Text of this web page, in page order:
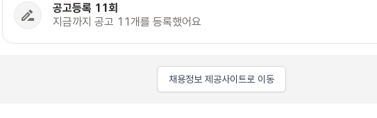
공고등록 11회
지금까지 공고 11개를 등록했어요
채용정보 제공사이트로 이동